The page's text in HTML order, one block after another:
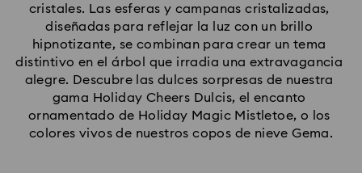
cristales. Las esferas y campanas cristalizadas,
diseñadas para reflejar la luz con un brillo
hipnotizante, se combinan para crear un tema
distintivo en el árbol que irradia una extravagancia
alegre. Descubre las dulces sorpresas de nuestra
gama Holiday Cheers Dulcis, el encanto
ornamentado de Holiday Magic Mistletoe, o los
colores vivos de nuestros copos de nieve Gema.